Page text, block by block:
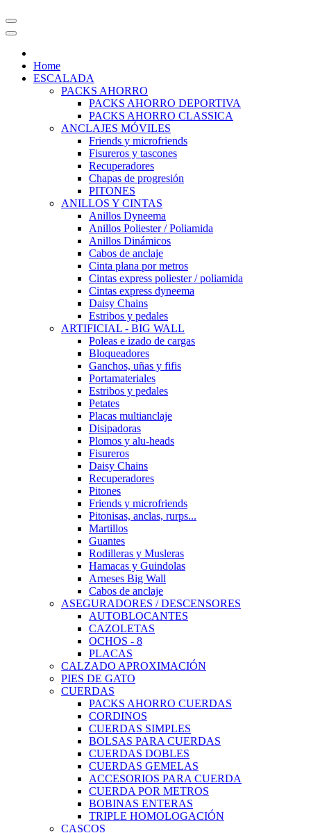
Home
ESCALADA
PACKS AHORRO
PACKS AHORRO DEPORTIVA
PACKS AHORRO CLASSICA
ANCLAJES MÓVILES
Friends y microfriends
Fisureros y tascones
Recuperadores
Chapas de progresión
PITONES
ANILLOS Y CINTAS
Anillos Dyneema
Anillos Poliester / Poliamida
Anillos Dinámicos
Cabos de anclaje
Cinta plana por metros
Cintas express poliester / poliamida
Cintas express dyneema
Daisy Chains
Estribos y pedales
ARTIFICIAL - BIG WALL
Poleas e izado de cargas
Bloqueadores
Ganchos, uñas y fifis
Portamateriales
Estribos y pedales
Petates
Placas multianclaje
Disipadoras
Plomos y alu-heads
Fisureros
Daisy Chains
Recuperadores
Pitones
Friends y microfriends
Pitonisas, anclas, rurps...
Martillos
Guantes
Rodilleras y Musleras
Hamacas y Guindolas
Arneses Big Wall
Cabos de anclaje
ASEGURADORES / DESCENSORES
AUTOBLOCANTES
CAZOLETAS
OCHOS - 8
PLACAS
CALZADO APROXIMACIÓN
PIES DE GATO
CUERDAS
PACKS AHORRO CUERDAS
CORDINOS
CUERDAS SIMPLES
BOLSAS PARA CUERDAS
CUERDAS DOBLES
CUERDAS GEMELAS
ACCESORIOS PARA CUERDA
CUERDA POR METROS
BOBINAS ENTERAS
TRIPLE HOMOLOGACIÓN
CASCOS